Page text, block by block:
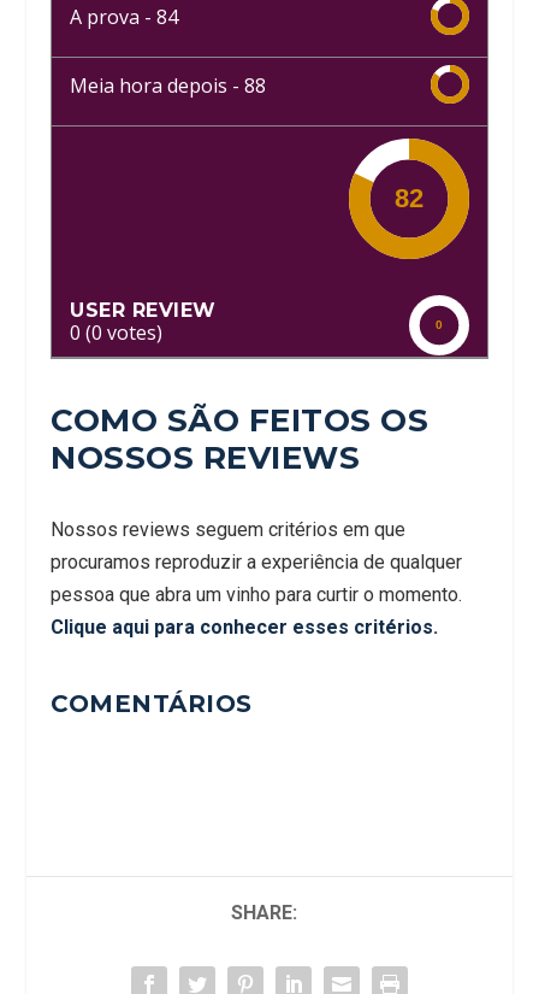
A prova -84
Meia hora depois -88
USER REVIEW
0 (0 votes)
COMO SÃO FEITOS OS
NOSSOS REVIEWS
Nossos reviews seguem critérios em que
procuramos reproduzir a experiência de qualquer
pessoa que abra um vinho para curtir o momento.
Clique aqui para conhecer esses critérios.
COMENTÁRIOS
SHARE: